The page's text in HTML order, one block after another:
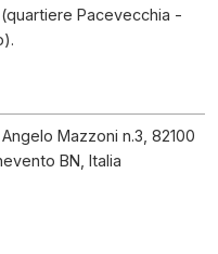
Pacevecchia -
Mazzoni n.3, 82100
BN, Italia